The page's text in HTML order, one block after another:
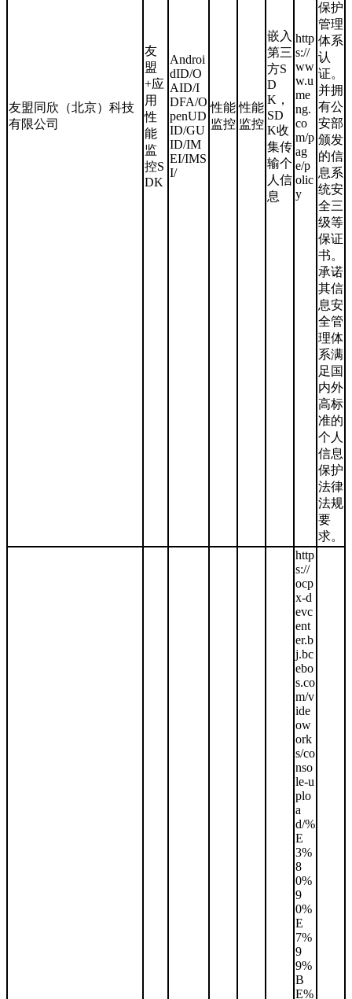
友盟同欣（北京）科技
有限公司
友
盟
+应
用
性
能
监
控S
DK
Androi
dID/O
AID/I
DFA/O
penUD
ID/GU
ID/IM
EI/IMS
I/
性能
监控
性能
监控
嵌入
第三
方S
D
K，
SD
K收
集传
输个
人信
息
http
s://
ww
w.u
me
ng.
co
m/p
ag
e/p
olic
y
保护
管理
体系
认
证。
并拥
有公
安部
颁发
的信
息系
统安
全三
级等
保证
书。
承诺
其信
息安
全管
理体
系满
足国
内外
高标
准的
个人
信息
保护
法律
法规
要
求。
http
s://
ocp
x-d
evc
ent
er.b
j.bc
ebo
s.co
m/v
ide
ow
ork
s/co
nso
le-u
plo
a
d/%
E
3%
8
0%
9
0%
E
7%
9
9%
B
E%